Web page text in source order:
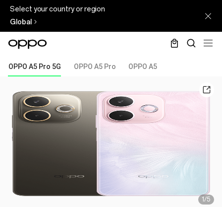
Select your country or region
Global
OPPO A5 Pro 5G OPPO A5 Pro OPPO A5
1/5